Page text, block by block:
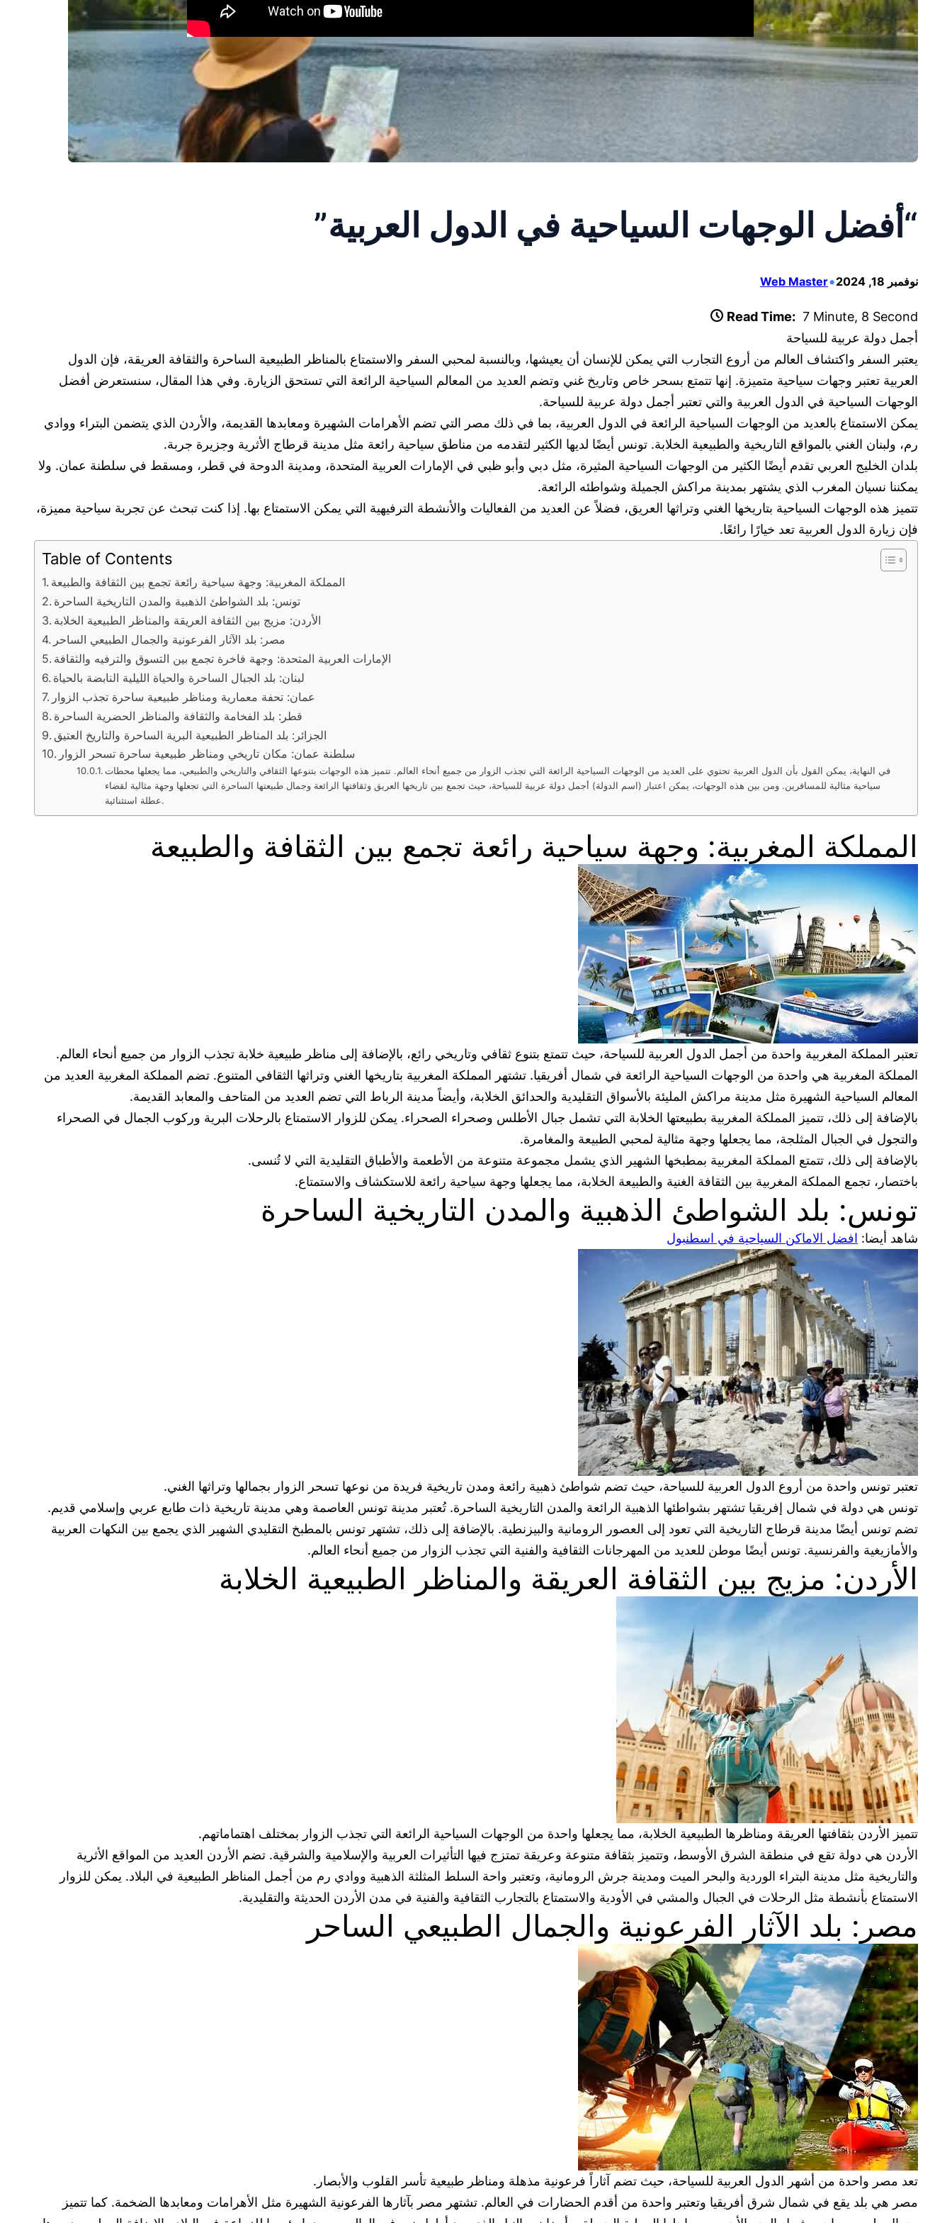
“أفضل الوجهات السياحية في الدول العربية”
نوفمبر 18, 2024 •
Web Master
Read Time: 7 Minute, 8 Second
أجمل دولة عربية للسياحة
يعتبر السفر واكتشاف العالم من أروع التجارب التي يمكن للإنسان أن يعيشها، وبالنسبة لمحبي السفر والاستمتاع بالمناظر الطبيعية الساحرة والثقافة العريقة، فإن الدول
العربية تعتبر وجهات سياحية متميزة. إنها تتمتع بسحر خاص وتاريخ غني وتضم العديد من المعالم السياحية الرائعة التي تستحق الزيارة. وفي هذا المقال، سنستعرض أفضل
الوجهات السياحية في الدول العربية والتي تعتبر أجمل دولة عربية للسياحة.
يمكن الاستمتاع بالعديد من الوجهات السياحية الرائعة في الدول العربية، بما في ذلك مصر التي تضم الأهرامات الشهيرة ومعابدها القديمة، والأردن الذي يتضمن البتراء ووادي
رم، ولبنان الغني بالمواقع التاريخية والطبيعية الخلابة. تونس أيضًا لديها الكثير لتقدمه من مناطق سياحية رائعة مثل مدينة قرطاج الأثرية وجزيرة جربة.
بلدان الخليج العربي تقدم أيضًا الكثير من الوجهات السياحية المثيرة، مثل دبي وأبو ظبي في الإمارات العربية المتحدة، ومدينة الدوحة في قطر، ومسقط في سلطنة عمان. ولا
يمكننا نسيان المغرب الذي يشتهر بمدينة مراكش الجميلة وشواطئه الرائعة.
تتميز هذه الوجهات السياحية بتاريخها الغني وتراثها العريق، فضلاً عن العديد من الفعاليات والأنشطة الترفيهية التي يمكن الاستمتاع بها. إذا كنت تبحث عن تجربة سياحية مميزة،
فإن زيارة الدول العربية تعد خيارًا رائعًا.
Table of Contents
المملكة المغربية: وجهة سياحية رائعة تجمع بين الثقافة والطبيعة
تونس: بلد الشواطئ الذهبية والمدن التاريخية الساحرة
الأردن: مزيج بين الثقافة العريقة والمناظر الطبيعية الخلابة
مصر: بلد الآثار الفرعونية والجمال الطبيعي الساحر
الإمارات العربية المتحدة: وجهة فاخرة تجمع بين التسوق والترفيه والثقافة
لبنان: بلد الجبال الساحرة والحياة الليلية النابضة بالحياة
عمان: تحفة معمارية ومناظر طبيعية ساحرة تجذب الزوار
قطر: بلد الفخامة والثقافة والمناظر الحضرية الساحرة
الجزائر: بلد المناظر الطبيعية البرية الساحرة والتاريخ العتيق
سلطنة عمان: مكان تاريخي ومناظر طبيعية ساحرة تسحر الزوار
في النهاية، يمكن القول بأن الدول العربية تحتوي على العديد من الوجهات السياحية الرائعة التي تجذب الزوار من جميع أنحاء العالم. تتميز هذه الوجهات بتنوعها الثقافي والتاريخي والطبيعي، مما يجعلها محطات
سياحية مثالية للمسافرين. ومن بين هذه الوجهات، يمكن اعتبار (اسم الدولة) أجمل دولة عربية للسياحة، حيث تجمع بين تاريخها العريق وثقافتها الرائعة وجمال طبيعتها الساحرة التي تجعلها وجهة مثالية لقضاء
عطلة استثنائية.
المملكة المغربية: وجهة سياحية رائعة تجمع بين الثقافة والطبيعة
تعتبر المملكة المغربية واحدة من أجمل الدول العربية للسياحة، حيث تتمتع بتنوع ثقافي وتاريخي رائع، بالإضافة إلى مناظر طبيعية خلابة تجذب الزوار من جميع أنحاء العالم.
المملكة المغربية هي واحدة من الوجهات السياحية الرائعة في شمال أفريقيا. تشتهر المملكة المغربية بتاريخها الغني وتراثها الثقافي المتنوع. تضم المملكة المغربية العديد من
المعالم السياحية الشهيرة مثل مدينة مراكش المليئة بالأسواق التقليدية والحدائق الخلابة، وأيضاً مدينة الرباط التي تضم العديد من المتاحف والمعابد القديمة.
بالإضافة إلى ذلك، تتميز المملكة المغربية بطبيعتها الخلابة التي تشمل جبال الأطلس وصحراء الصحراء. يمكن للزوار الاستمتاع بالرحلات البرية وركوب الجمال في الصحراء
والتجول في الجبال المثلجة، مما يجعلها وجهة مثالية لمحبي الطبيعة والمغامرة.
بالإضافة إلى ذلك، تتمتع المملكة المغربية بمطبخها الشهير الذي يشمل مجموعة متنوعة من الأطعمة والأطباق التقليدية التي لا تُنسى.
باختصار، تجمع المملكة المغربية بين الثقافة الغنية والطبيعة الخلابة، مما يجعلها وجهة سياحية رائعة للاستكشاف والاستمتاع.
تونس: بلد الشواطئ الذهبية والمدن التاريخية الساحرة
شاهد أيضا: افضل الاماكن السياحية في اسطنبول
تعتبر تونس واحدة من أروع الدول العربية للسياحة، حيث تضم شواطئ ذهبية رائعة ومدن تاريخية فريدة من نوعها تسحر الزوار بجمالها وتراثها الغني.
تونس هي دولة في شمال إفريقيا تشتهر بشواطئها الذهبية الرائعة والمدن التاريخية الساحرة. تُعتبر مدينة تونس العاصمة وهي مدينة تاريخية ذات طابع عربي وإسلامي قديم.
تضم تونس أيضًا مدينة قرطاج التاريخية التي تعود إلى العصور الرومانية والبيزنطية. بالإضافة إلى ذلك، تشتهر تونس بالمطبخ التقليدي الشهير الذي يجمع بين النكهات العربية
والأمازيغية والفرنسية. تونس أيضًا موطن للعديد من المهرجانات الثقافية والفنية التي تجذب الزوار من جميع أنحاء العالم.
الأردن: مزيج بين الثقافة العريقة والمناظر الطبيعية الخلابة
تتميز الأردن بثقافتها العريقة ومناظرها الطبيعية الخلابة، مما يجعلها واحدة من الوجهات السياحية الرائعة التي تجذب الزوار بمختلف اهتماماتهم.
الأردن هي دولة تقع في منطقة الشرق الأوسط، وتتميز بثقافة متنوعة وعريقة تمتزج فيها التأثيرات العربية والإسلامية والشرقية. تضم الأردن العديد من المواقع الأثرية
والتاريخية مثل مدينة البتراء الوردية والبحر الميت ومدينة جرش الرومانية، وتعتبر واحة السلط المثلثة الذهبية ووادي رم من أجمل المناظر الطبيعية في البلاد. يمكن للزوار
الاستمتاع بأنشطة مثل الرحلات في الجبال والمشي في الأودية والاستمتاع بالتجارب الثقافية والفنية في مدن الأردن الحديثة والتقليدية.
مصر: بلد الآثار الفرعونية والجمال الطبيعي الساحر
تعد مصر واحدة من أشهر الدول العربية للسياحة، حيث تضم آثاراً فرعونية مذهلة ومناظر طبيعية تأسر القلوب والأبصار.
مصر هي بلد يقع في شمال شرق أفريقيا وتعتبر واحدة من أقدم الحضارات في العالم. تشتهر مصر بآثارها الفرعونية الشهيرة مثل الأهرامات ومعابدها الضخمة. كما تتميز